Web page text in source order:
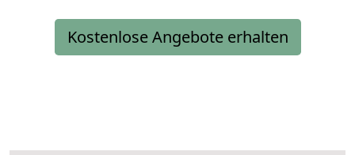
Kostenlose Angebote erhalten